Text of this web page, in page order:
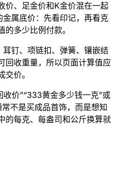
价、足金价和K金价混在一起
属底价：先看印记，再看克
多少比例付款。
钉、项链扣、弹簧、镶嵌结
回收重量，所以页面计算值应
价。
价”“333黄金多少钱一克”或
不是买成品首饰，而是想知
的每克、每盎司和公斤换算就